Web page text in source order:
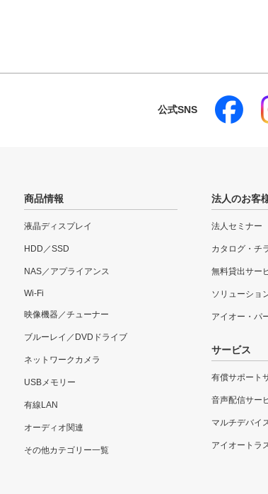
公式SNS
商品情報
液晶ディスプレイ
HDD／SSD
NAS／アプライアンス
Wi-Fi
映像機器／チューナー
ブルーレイ／DVDドライブ
ネットワークカメラ
USBメモリー
有線LAN
オーディオ関連
その他カテゴリー一覧
法人のお客
法人セミナー
カタログ・チ
無料貸出サー
ソリューショ
アイオー・パ
サービス
有償サポート
音声配信サー
マルチデバイ
アイオートラ